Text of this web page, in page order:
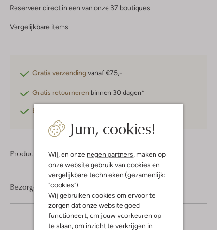
Jum, cookies!
Wij, en onze negen partners, maken op
onze website gebruik van cookies en
vergelijkbare technieken (gezamenlijk:
"cookies").
Wij gebruiken cookies om ervoor te
zorgen dat onze website goed
functioneert, om jouw voorkeuren op
te slaan, om inzicht te verkrijgen in
Reserveer direct in een van onze 37 boutiques
Vergelijkbare items
Gratis verzendingvanaf €75,-
Gratis retourneren binnen 30 dagen*
Betaal achteraf
Product informatie
Bezorgen & retourneren